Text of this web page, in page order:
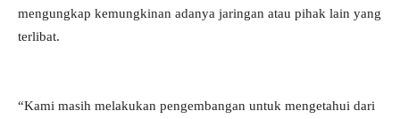
mengungkap kemungkinan adanya jaringan atau pihak lain yang
terlibat.
“Kami masih melakukan pengembangan untuk mengetahui dari